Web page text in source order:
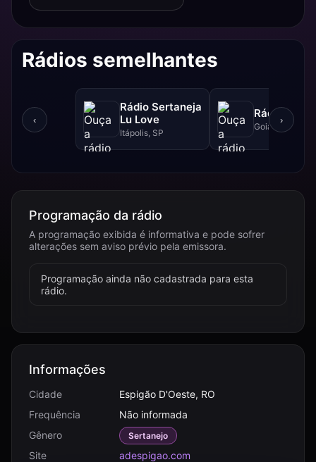
Rádios semelhantes
‹
Rádio Sertaneja
Lu Love
Itápolis, SP
Rádio XYZ
Goiânia, GO
›
Programação da rádio
A programação exibida é informativa e pode sofrer
alterações sem aviso prévio pela emissora.
Programação ainda não cadastrada para esta
rádio.
Informações
Cidade
Espigão D'Oeste, RO
Frequência
Não informada
Gênero
Sertanejo
Site
adespigao.com